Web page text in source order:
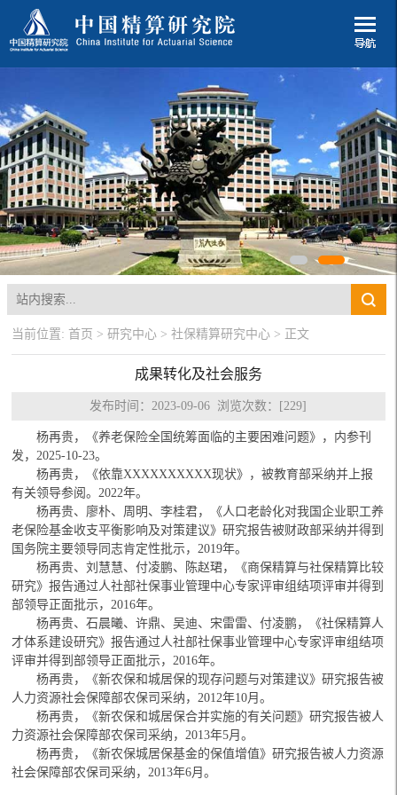
当前位置: 首页 >研究中心 >社保精算研究中心 > 正文
成果转化及社会服务
发布时间：2023-09-06 浏览次数：[229]
杨再贵，《养老保险全国统筹面临的主要困难问题》，内参刊
发，2025-10-23。
杨再贵，《依靠XXXXXXXXXX现状》，被教育部采纳并上报
有关领导参阅。2022年。
杨再贵、廖朴、周明、李桂君，《人口老龄化对我国企业职工养
老保险基金收支平衡影响及对策建议》研究报告被财政部采纳并得到
国务院主要领导同志肯定性批示，2019年。
杨再贵、刘慧慧、付凌鹏、陈赵珺，《商保精算与社保精算比较
研究》报告通过人社部社保事业管理中心专家评审组结项评审并得到
部领导正面批示，2016年。
杨再贵、石晨曦、许鼎、吴迪、宋雷雷、付凌鹏，《社保精算人
才体系建设研究》报告通过人社部社保事业管理中心专家评审组结项
评审并得到部领导正面批示，2016年。
杨再贵，《新农保和城居保的现存问题与对策建议》研究报告被
人力资源社会保障部农保司采纳，2012年10月。
杨再贵，《新农保和城居保合并实施的有关问题》研究报告被人
力资源社会保障部农保司采纳，2013年5月。
杨再贵，《新农保城居保基金的保值增值》研究报告被人力资源
社会保障部农保司采纳，2013年6月。